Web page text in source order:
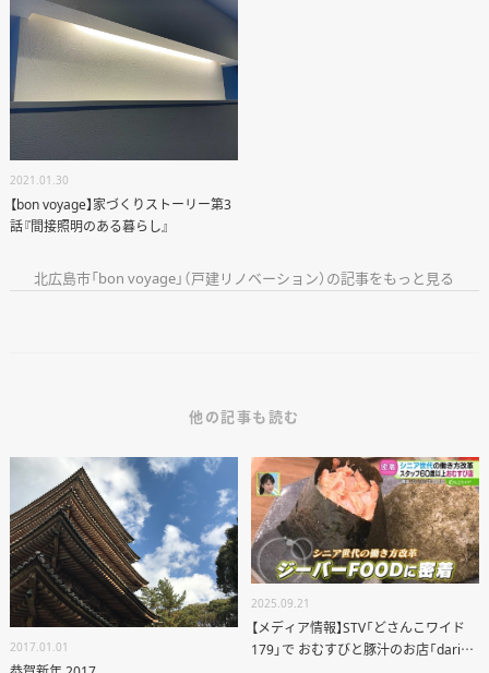
2021.01.30
【bon voyage】家づくりストーリー第3
話『間接照明のある暮らし』
北広島市「bon voyage」（戸建リノベーション）の記事をもっと見る
他の記事も読む
2017.01.01
2025.09.21
【メディア情報】STV「どさんこワイド
179」で おむすびと豚汁のお店「daria